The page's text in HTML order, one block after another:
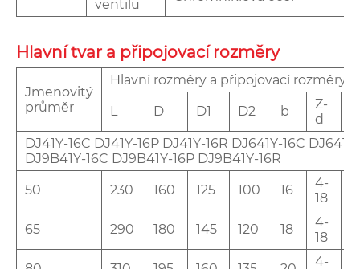
ventilu
Hlavní tvar a připojovací rozměry
Jmenovitý
průměr
Hlavní rozměry a připojovací rozměry
L D D1 D2 b
Z-
d
DJ41Y-16C DJ41Y-16P DJ41Y-16R DJ641Y-16C
DJ9B41Y-16C DJ9B41Y-16P DJ9B41Y-16R
50 230 160 125 100 16
4-
18
65 290 180 145 120 18
4-
18
4-